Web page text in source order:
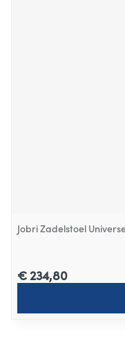
Jobri Zadelstoel
€ 234,80